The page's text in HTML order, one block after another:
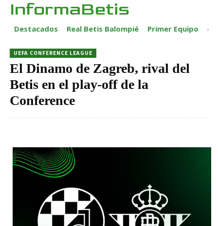
InformaBetis
Destacados Real Betis Balompié Primer Equipo
UEFA CONFERENCE LEAGUE
El Dinamo de Zagreb, rival del
Betis en el play-off de la
Conference